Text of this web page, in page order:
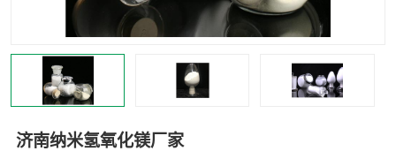
济南纳米氢氧化镁厂家